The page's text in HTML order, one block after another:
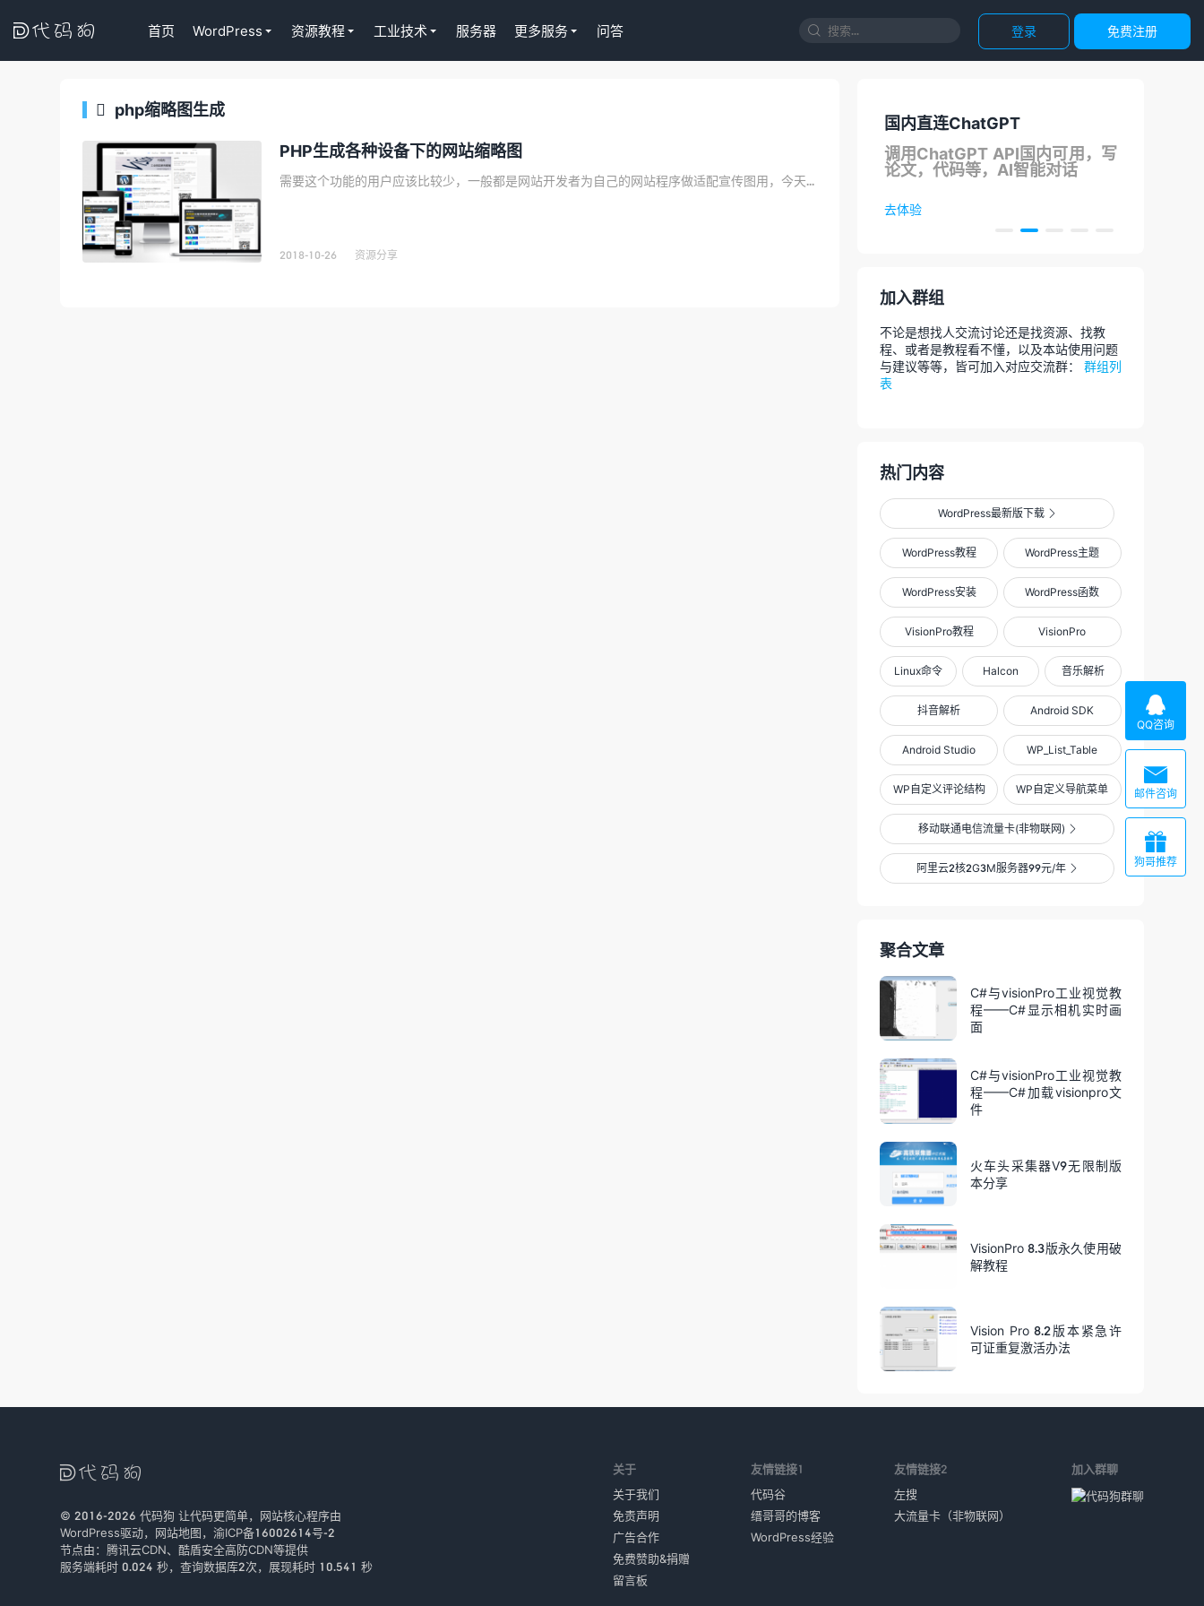
 登录 免费注册

首页 WordPress 资源教程 工业技术 服务器 更多服务 问答
 php缩略图生成
PHP生成各种设备下的网站缩略图
需要这个功能的用户应该比较少，一般都是网站开发者为自己的网站程序做适配宣传图用，今天偶然看到一位博主...
2018-10-26 资源分享
WordPress正版Tutor LMS在线
国内直连ChatGPT
调用ChatGPT API国内可用，写
论文，代码等，AI智能对话
去体验
加入群组
不论是想找人交流讨论还是找资源、找教
程、或者是教程看不懂，以及本站使用问题
与建议等等，皆可加入对应交流群： 群组列
表
热门内容
WordPress最新版下载 
WordPress教程 WordPress主题
WordPress安装 WordPress函数
VisionPro教程 VisionPro
Linux命令 Halcon 音乐解析
抖音解析 Android SDK
Android Studio WP_List_Table
WP自定义评论结构 WP自定义导航菜单
移动联通电信流量卡(非物联网) 
阿里云2核2G3M服务器99元/年 
聚合文章
C#与visionPro工业视觉教
程——C#显示相机实时画
面
C#与visionPro工业视觉教
程——C#加载visionpro文
件
火车头采集器V9无限制版
本分享
VisionPro 8.3版永久使用破
解教程
Vision Pro 8.2版本紧急许
可证重复激活办法
关于
关于我们
免责声明
广告合作
免费赞助&捐赠
留言板
友情链接1
代码谷
缙哥哥的博客
WordPress经验
友情链接2
左搜
大流量卡（非物联网）
加入群聊

© 2016-2026 代码狗 让代码更简单，网站核心程序由
WordPress驱动， 网站地图， 渝ICP备16002614号-2
节点由： 腾讯云CDN、 酷盾安全高防CDN等提供
服务端耗时 0.024 秒，查询数据库2次， 展现耗时 10.541 秒

QQ咨询

邮件咨询

狗哥推荐